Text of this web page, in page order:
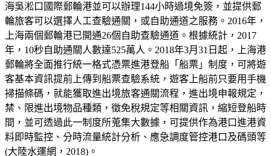
海吳淞口國際郵輪港並可以辦理144小時過境免簽，並提供郵
輪旅客可以選擇人工查驗通關，或自助通道之服務。2016年，
上海兩個郵輪港已開通26個自助查驗通道。根據統計，2017
年，10秒自助通關人數達525萬人。2018年3月31日起，上海港
郵輪將全面推行統一格式憑票進港登船「船票」制度，可將遊
客基本資訊提前上傳到船票查驗系統，遊客上船前只要用手機
掃描條碼，就能獲取進出境旅客通關流程，進出境申報規定，
禁、限進出境物品種類，徵免稅規定等相關資訊，縮短登船時
間，並可透過此一制度所蒐集大數據，可提供作為港口進港資
料即時監控、分時流量統計分析、應急調度管控港口及碼頭等
(大陸水運網，2018)。